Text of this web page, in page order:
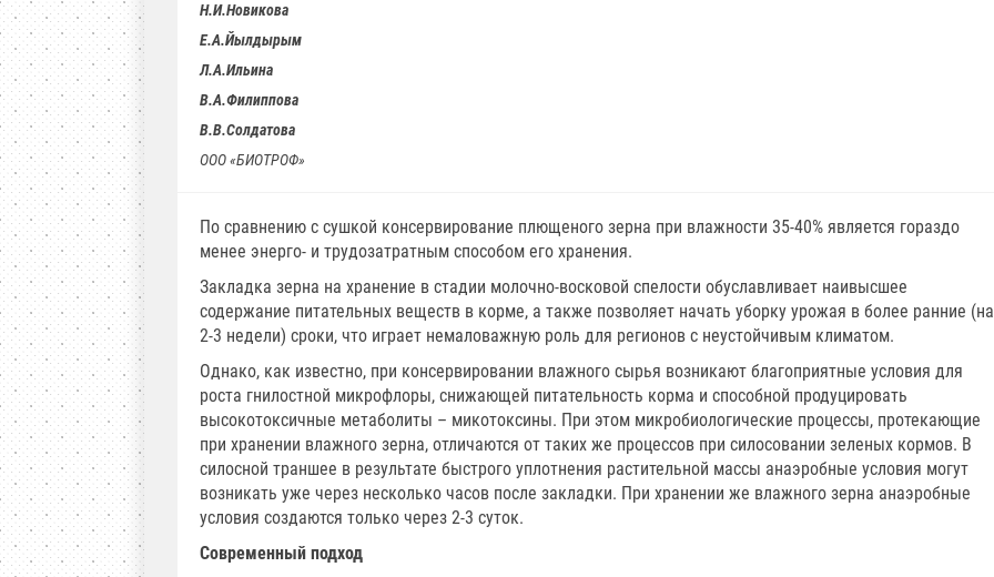
Н.И.Новикова
Е.А.Йылдырым
Л.А.Ильина
В.А.Филиппова
В.В.Солдатова
ООО «БИОТРОФ»
По сравнению с сушкой консервирование плющеного зерна при влажности 35-40% является гораздо
менее энерго- и трудозатратным способом его хранения.
Закладка зерна на хранение в стадии молочно-восковой спелости обуславливает наивысшее
содержание питательных веществ в корме, а также позволяет начать уборку урожая в более ранние (на
2-3 недели) сроки, что играет немаловажную роль для регионов с неустойчивым климатом.
Однако, как известно, при консервировании влажного сырья возникают благоприятные условия для
роста гнилостной микрофлоры, снижающей питательность корма и способной продуцировать
высокотоксичные метаболиты – микотоксины. При этом микробиологические процессы, протекающие
при хранении влажного зерна, отличаются от таких же процессов при силосовании зеленых кормов. В
силосной траншее в результате быстрого уплотнения растительной массы анаэробные условия могут
возникать уже через несколько часов после закладки. При хранении же влажного зерна анаэробные
условия создаются только через 2-3 суток.
Современный подход